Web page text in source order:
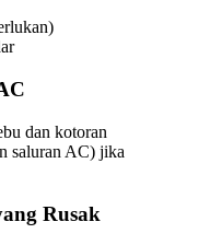
dan kotoran
saluran AC) jika
Rusak